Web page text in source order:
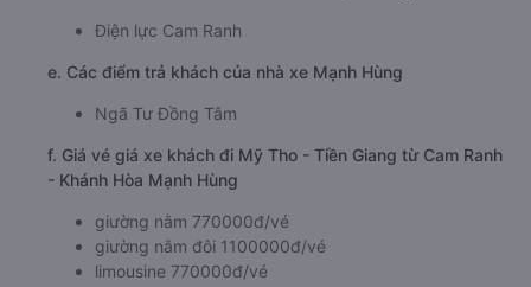
Điện lực Cam Ranh
e. Các điểm trả khách của nhà xe Mạnh Hùng
Ngã Tư Đồng Tâm
f. Giá vé giá xe khách đi Mỹ Tho - Tiền Giang từ Cam Ranh
- Khánh Hòa Mạnh Hùng
giường nằm 770000đ/vé
giường nằm đôi 1100000đ/vé
limousine 770000đ/vé